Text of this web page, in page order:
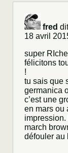
fred
18 avril
super
félicitons
!
tu sais que
germanica
c’est une
en mars ou
march
défouler au